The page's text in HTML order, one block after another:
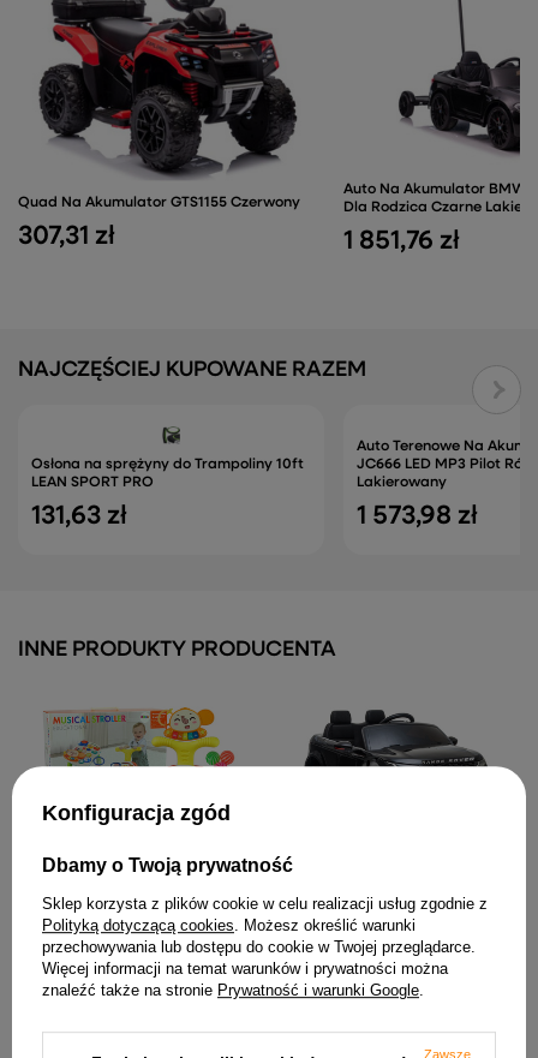
Quad Na Akumulator GTS1155 Czerwony
307,31 zł
Auto Na Akumulator BMW
Dla Rodzica Czarne
1 851,76 zł
NAJCZĘŚCIEJ KUPOWANE RAZEM
Osłona na sprężyny do Trampoliny 10ft
LEAN SPORT PRO
131,63 zł
Auto Terenowe Na
JC666 LED MP3 Pilot
Lakierowany
1 573,98 zł
INNE PRODUKTY PRODUCENTA
Interaktywny Pchacz
Czerwony
111,94 zł
Czarny
1 188,94 zł
Konfiguracja zgód
Dbamy o Twoją prywatność
Sklep korzysta z plików cookie w celu realizacji usług zgodnie z
Polityką dotyczącą cookies . Możesz określić warunki
przechowywania lub dostępu do cookie w Twojej przeglądarce.
Więcej informacji na temat warunków i prywatności można
znaleźć także na stronie Prywatność i warunki Google
Zawsze